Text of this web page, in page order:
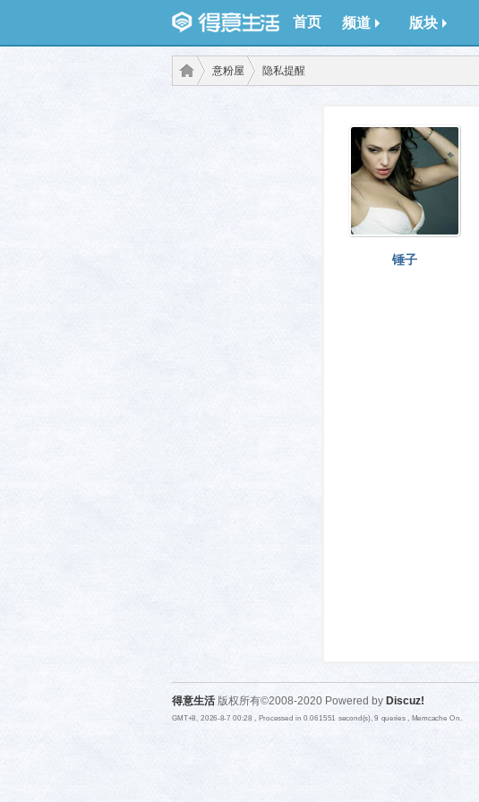
首页 频道 版块
武汉
意粉屋 隐私提醒
锤子
得意生活 版权所有©2008-2020 Powered by Discuz!
GMT+8, 2026-8-7 00:28 , Processed in 0.061551 second(s), 9 queries , Memcache On.